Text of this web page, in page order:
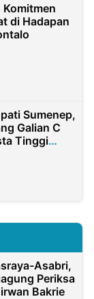
Komitmen
di Hadapan
Sumenep,
Galian C
Tinggi
Asabri,
Periksa
Bakrie